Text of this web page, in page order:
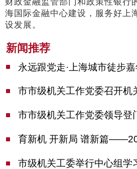
海国际金融中心建设，服务好上
设发展。
新闻推荐
市市级机关工作党委召开机
市级机关工委举行中心组学